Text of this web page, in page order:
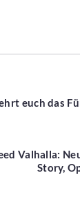
euch das
Valhalla:
Story,